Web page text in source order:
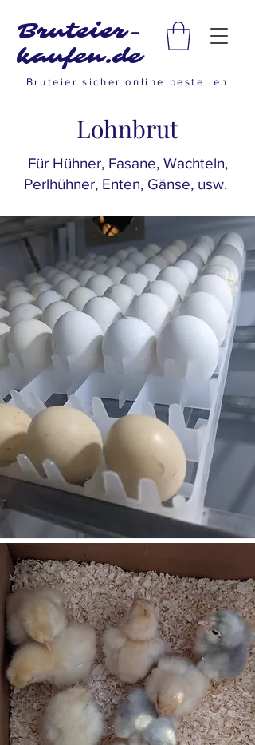
Bruteier-
kaufen.de
Bruteier sicher online bestellen
Lohnbrut
Für Hühner, Fasane, Wachteln,
Perlhühner, Enten, Gänse, usw.